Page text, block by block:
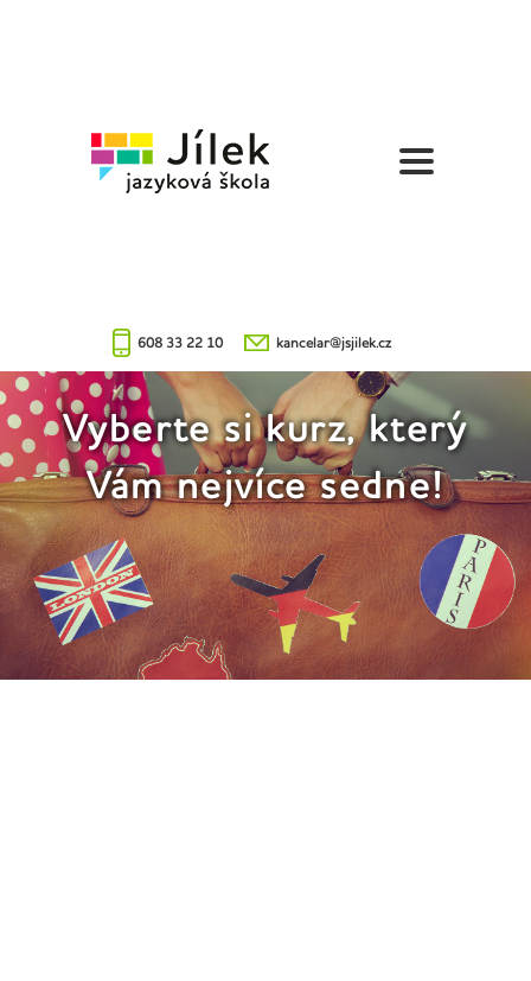
608 33 22 10 kancelar@jsjilek.cz
Vyberte si kurz, který
Vám nejvíce sedne!